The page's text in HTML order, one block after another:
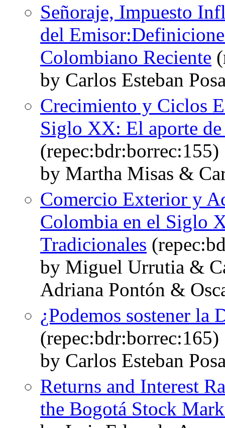
Señoraje, Impuesto
del
Colombiano Reciente
by Carlos Esteban
Crecimiento y Ciclos
Siglo XX: El aporte
(repec:bdr:borrec:155)
by Martha Misas &
Comercio Exterior y
Colombia en el Siglo
Tradicionales
by Miguel Urrutia &
Adriana Pontón &
¿Podemos sostener la
(repec:bdr:borrec:165)
by Carlos Esteban
Returns and Interest
the Bogotá Stock